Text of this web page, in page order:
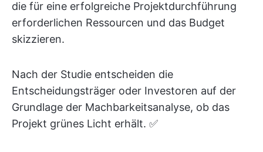
die für eine erfolgreiche Projektdurchführung
erforderlichen Ressourcen und das Budget
skizzieren.
Nach der Studie entscheiden die
Entscheidungsträger oder Investoren auf der
Grundlage der Machbarkeitsanalyse, ob das
Projekt grünes Licht erhält. ✅